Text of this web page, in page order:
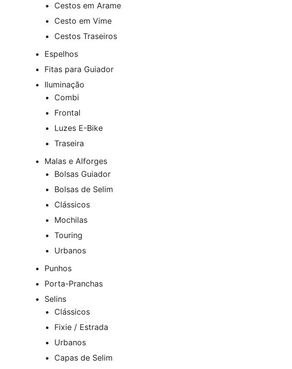
Cestos em Arame
Cesto em Vime
Cestos Traseiros
Espelhos
Fitas para Guiador
Iluminação
Combi
Frontal
Luzes E-Bike
Traseira
Malas e Alforges
Bolsas Guiador
Bolsas de Selim
Clássicos
Mochilas
Touring
Urbanos
Punhos
Porta-Pranchas
Selins
Clássicos
Fixie / Estrada
Urbanos
Capas de Selim